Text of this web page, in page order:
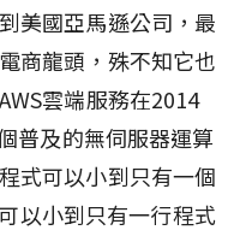
美國亞馬遜公司，最
商龍頭，殊不知它也
雲端服務在2014
普及的無伺服器運算
式可以小到只有一個
以小到只有一行程式